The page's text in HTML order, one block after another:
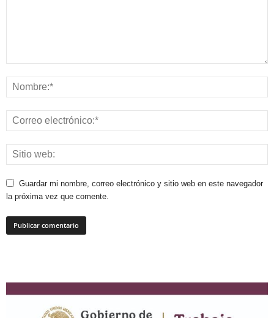
Guardar mi nombre, correo electrónico y sitio web en este navegador
la próxima vez que comente.